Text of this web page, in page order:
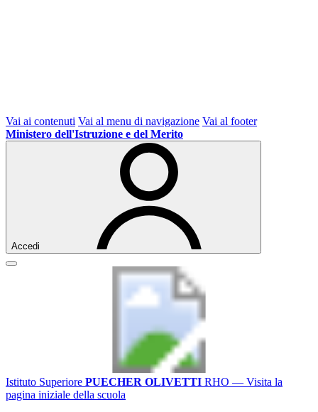
Vai ai contenuti Vai al menu di navigazione Vai al footer
Ministero dell'Istruzione e del Merito
Accedi
Istituto Superiore PUECHER OLIVETTI RHO — Visita la
pagina iniziale della scuola